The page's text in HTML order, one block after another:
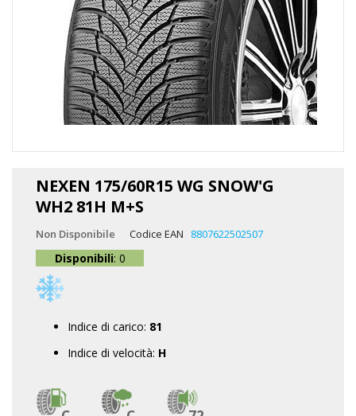
NEXEN 175/60R15 WG SNOW'G
WH2 81H M+S
Non Disponibile Codice EAN 8807622502507
Disponibili: 0
Indice di carico: 81
Indice di velocità: H
galleria
immagini